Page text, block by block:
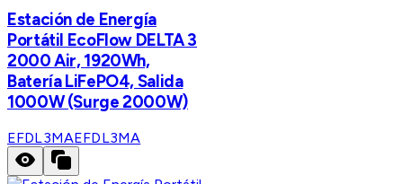
Estación de Energía
Portátil EcoFlow DELTA 3
2000 Air, 1920Wh,
Batería LiFePO4, Salida
1000W (Surge 2000W)
EFDL3MAEFDL3MA